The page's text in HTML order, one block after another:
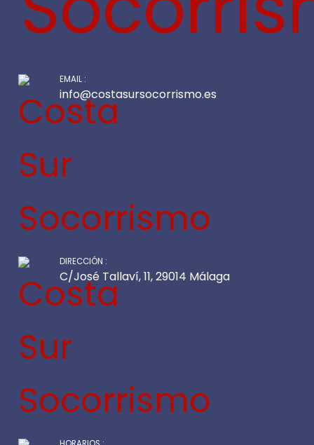
EMAIL :
info@costasursocorrismo.es
DIRECCIÓN :
C/José Tallaví, 11, 29014 Málaga